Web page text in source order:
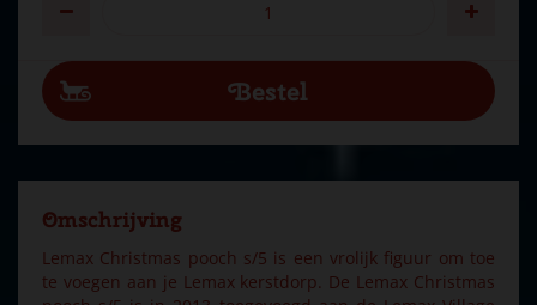
Omschrijving
Lemax Christmas pooch s/5 is een vrolijk figuur om toe
te voegen aan je Lemax kerstdorp. De Lemax Christmas